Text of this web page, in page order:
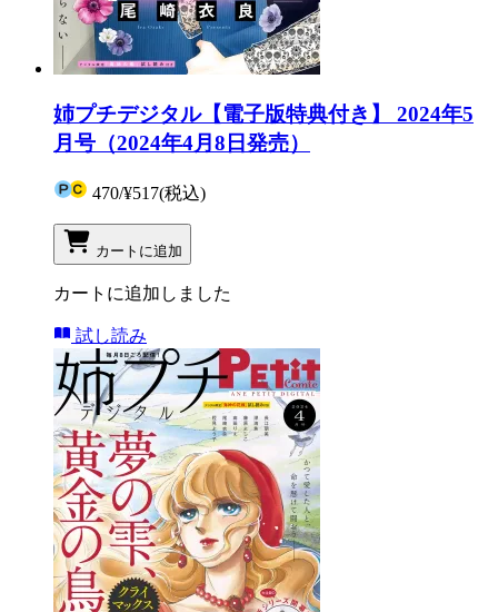
姉プチデジタル【電子版特典付き】 2024年5
月号（2024年4月8日発売）
470/¥517(税込)
カートに追加
カートに追加しました
試し読み